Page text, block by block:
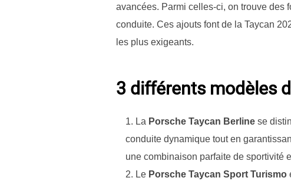
avancées. Parmi celles-ci, on trouve des
conduite. Ces ajouts font de la Taycan
les plus exigeants.
3 différents modèles
La Porsche Taycan Berline se
conduite dynamique tout en
une combinaison parfaite de sportivité
Le Porsche Taycan Sport Turismo